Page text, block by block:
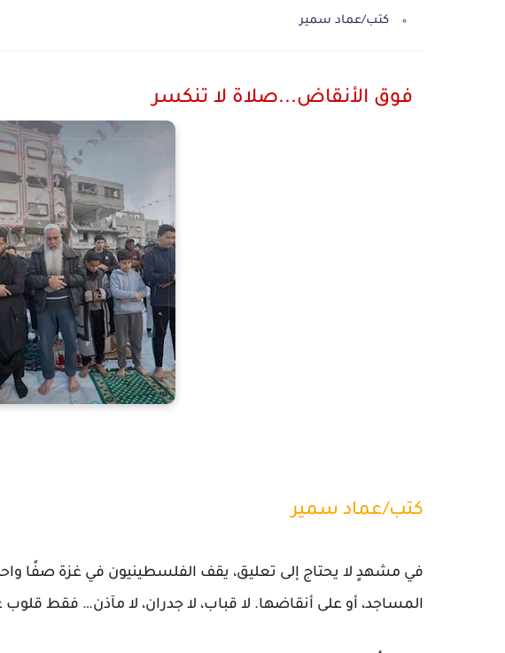
كتب/عماد سمير
فوق الأنقاض...صلاة لا تنكسر
كتب/عماد سمير
في مشهدٍ لا يحتاج إلى تعليق، يقف الفلسطينيون في غزة صفًا
المساجد، أو على أنقاضها. لا قباب، لا جدران، لا مآذن… فقط